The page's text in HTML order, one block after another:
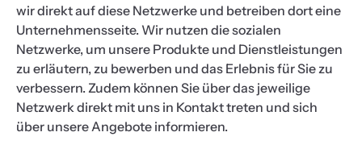
wir direkt auf diese Netzwerke und betreiben dort eine
Unternehmensseite. Wir nutzen die sozialen
Netzwerke, um unsere Produkte und Dienstleistungen
zu erläutern, zu bewerben und das Erlebnis für Sie zu
verbessern. Zudem können Sie über das jeweilige
Netzwerk direkt mit uns in Kontakt treten und sich
über unsere Angebote informieren.